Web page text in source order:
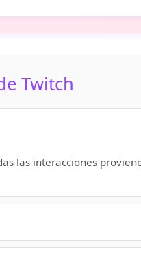
Twitch
las interacciones
la entrega completa